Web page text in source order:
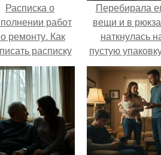
Расписка о
работ
ремонту. Как
расписку
денег
выполненные
работы?
Перебирала
вещи и в
наткнулась
пустую
каких-то